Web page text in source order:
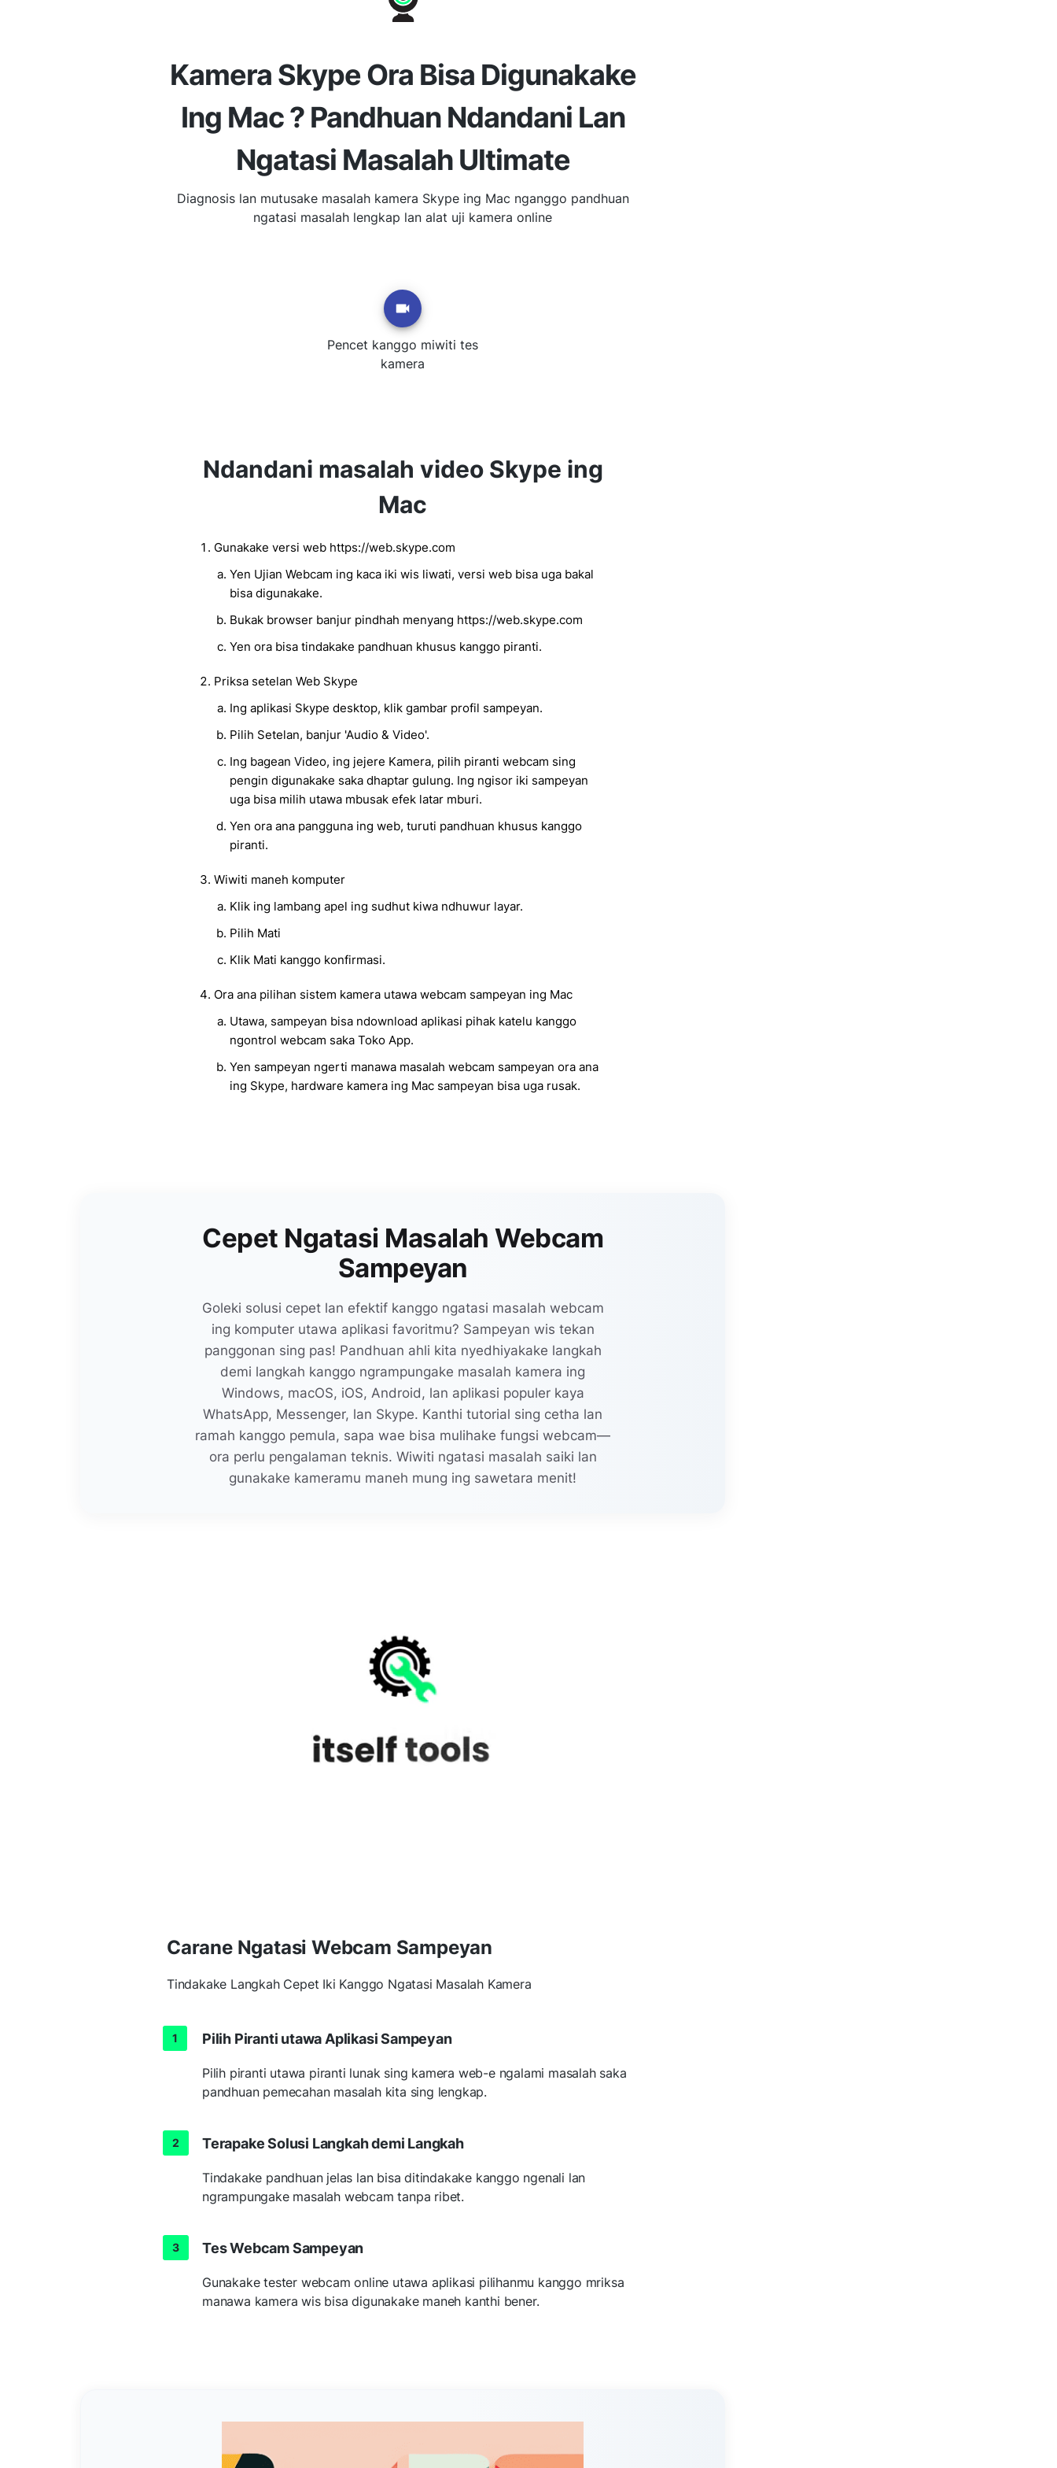
Kamera Skype Ora Bisa Digunakake
Ing Mac ? Pandhuan Ndandani Lan
Ngatasi Masalah Ultimate
Diagnosis lan mutusake masalah kamera Skype ing Mac nganggo pandhuan
ngatasi masalah lengkap lan alat uji kamera online
Pencet kanggo miwiti tes
kamera
Ndandani masalah video Skype ing
Mac
Gunakake versi web https://web.skype.com
Yen Ujian Webcam ing kaca iki wis liwati, versi web bisa uga bakal
bisa digunakake.
Bukak browser banjur pindhah menyang https://web.skype.com
Yen ora bisa tindakake pandhuan khusus kanggo piranti.
Priksa setelan Web Skype
Ing aplikasi Skype desktop, klik gambar profil sampeyan.
Pilih Setelan, banjur 'Audio & Video'.
Ing bagean Video, ing jejere Kamera, pilih piranti webcam sing
pengin digunakake saka dhaptar gulung. Ing ngisor iki sampeyan
uga bisa milih utawa mbusak efek latar mburi.
Yen ora ana pangguna ing web, turuti pandhuan khusus kanggo
piranti.
Wiwiti maneh komputer
Klik ing lambang apel ing sudhut kiwa ndhuwur layar.
Pilih Mati
Klik Mati kanggo konfirmasi.
Ora ana pilihan sistem kamera utawa webcam sampeyan ing Mac
Utawa, sampeyan bisa ndownload aplikasi pihak katelu kanggo
ngontrol webcam saka Toko App.
Yen sampeyan ngerti manawa masalah webcam sampeyan ora ana
ing Skype, hardware kamera ing Mac sampeyan bisa uga rusak.
Cepet Ngatasi Masalah Webcam
Sampeyan
Goleki solusi cepet lan efektif kanggo ngatasi masalah webcam
ing komputer utawa aplikasi favoritmu? Sampeyan wis tekan
panggonan sing pas! Pandhuan ahli kita nyedhiyakake langkah
demi langkah kanggo ngrampungake masalah kamera ing
Windows, macOS, iOS, Android, lan aplikasi populer kaya
WhatsApp, Messenger, lan Skype. Kanthi tutorial sing cetha lan
ramah kanggo pemula, sapa wae bisa mulihake fungsi webcam—
ora perlu pengalaman teknis. Wiwiti ngatasi masalah saiki lan
gunakake kameramu maneh mung ing sawetara menit!
Carane Ngatasi Webcam Sampeyan
Tindakake Langkah Cepet Iki Kanggo Ngatasi Masalah Kamera
Pilih Piranti utawa Aplikasi Sampeyan
Pilih piranti utawa piranti lunak sing kamera web-e ngalami masalah saka
pandhuan pemecahan masalah kita sing lengkap.
Terapake Solusi Langkah demi Langkah
Tindakake pandhuan jelas lan bisa ditindakake kanggo ngenali lan
ngrampungake masalah webcam tanpa ribet.
Tes Webcam Sampeyan
Gunakake tester webcam online utawa aplikasi pilihanmu kanggo mriksa
manawa kamera wis bisa digunakake maneh kanthi bener.